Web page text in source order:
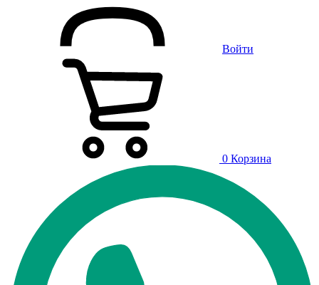
Войти
0 Корзина